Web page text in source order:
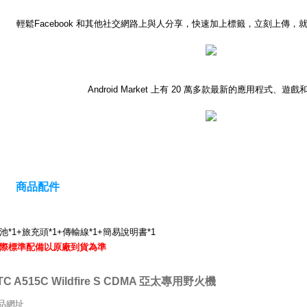
輕鬆Facebook 和其他社交網路上與人分享，快速加上標籤，立刻上傳，
Android Market 上有 20 萬多款最新的應用程式、遊戲和
商品配件
*1+旅充頭*1+傳輸線*1+簡易說明書*1
標準配備以原廠到貨為準
A515C Wildfire S CDMA 亞太專用野火機
網址